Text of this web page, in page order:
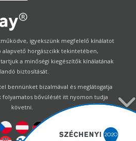
igyekszünk megfelelő kínálatot
alapvető horgászcikk tekintetében,
a minőségi kiegészítők kínálatának
biztosítását.
bennünket bizalmával és meglátogatja
folyamatos bővülését itt nyomon tudja
követni.